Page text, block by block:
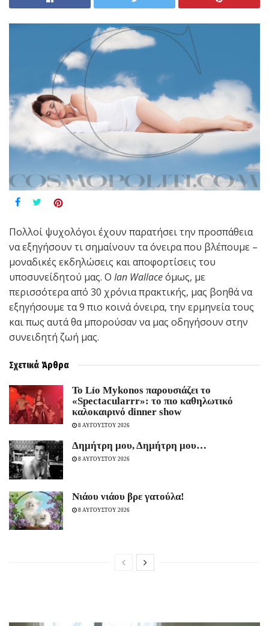
Πολλοί ψυχολόγοι έχουν παρατήσει την προσπάθεια
να εξηγήσουν τι σημαίνουν τα όνειρα που βλέπουμε –
μοναδικές εκδηλώσεις και αποφορτίσεις του
υποσυνείδητού μας. Ο Ian Wallaceόμως, με
περισσότερα από 30 χρόνια πρακτικής, μας βοηθά να
εξηγήσουμε τα 9 πιο κοινά όνειρα, την ερμηνεία τους
και πως αυτά θα μπορούσαν να μας οδηγήσουν στην
συνειδητή ζωή μας.
Σχετικά Άρθρα
Το Lío Mykonos παρουσιάζει το
«Spectacularrr»: το πιο καθηλωτικό
καλοκαιρινό dinner show
8 ΑΥΓΟΥΣΤΟΥ 2026
Δημήτρη μου, Δημήτρη μου…
8 ΑΥΓΟΥΣΤΟΥ 2026
Νιάου νιάου βρε γατούλα!
8 ΑΥΓΟΥΣΤΟΥ 2026